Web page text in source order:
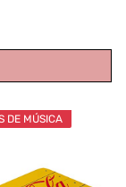
DE MÚSICA